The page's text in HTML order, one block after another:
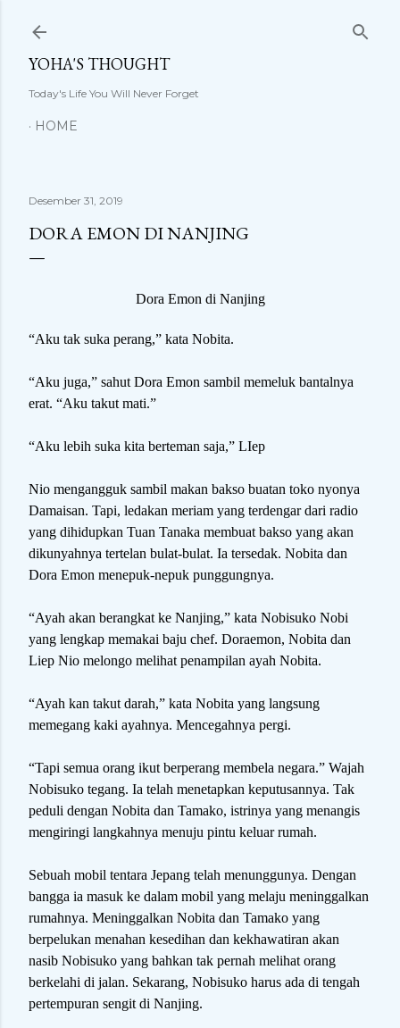
YOHA'S THOUGHT
Today's Life You Will Never Forget
HOME
Desember 31, 2019
DORA EMON DI NANJING
Dora Emon di Nanjing
“Aku tak suka perang,” kata Nobita.
“Aku juga,” sahut Dora Emon sambil memeluk bantalnya
erat. “Aku takut mati.”
“Aku lebih suka kita berteman saja,” LIep
Nio mengangguk sambil makan bakso buatan toko nyonya
Damaisan. Tapi, ledakan meriam yang terdengar dari radio
yang dihidupkan Tuan Tanaka membuat bakso yang akan
dikunyahnya tertelan bulat-bulat. Ia tersedak. Nobita dan
Dora Emon menepuk-nepuk punggungnya.
“Ayah akan berangkat ke Nanjing,” kata Nobisuko Nobi
yang lengkap memakai baju chef. Doraemon, Nobita dan
Liep Nio melongo melihat penampilan ayah Nobita.
“Ayah kan takut darah,” kata Nobita yang langsung
memegang kaki ayahnya. Mencegahnya pergi.
“Tapi semua orang ikut berperang membela negara.” Wajah
Nobisuko tegang. Ia telah menetapkan keputusannya. Tak
peduli dengan Nobita dan Tamako, istrinya yang menangis
mengiringi langkahnya menuju pintu keluar rumah.
Sebuah mobil tentara Jepang telah menunggunya. Dengan
bangga ia masuk ke dalam mobil yang melaju meninggalkan
rumahnya. Meninggalkan Nobita dan Tamako yang
berpelukan menahan kesedihan dan kekhawatiran akan
nasib Nobisuko yang bahkan tak pernah melihat orang
berkelahi di jalan. Sekarang, Nobisuko harus ada di tengah
pertempuran sengit di Nanjing.